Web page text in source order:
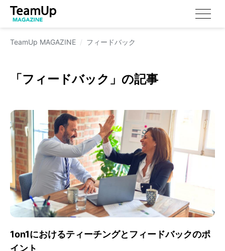
TeamUp MAGAZINE フィードバック
「フィードバック 」の記事
1on1におけるティーチングとフィードバックのポ
イント